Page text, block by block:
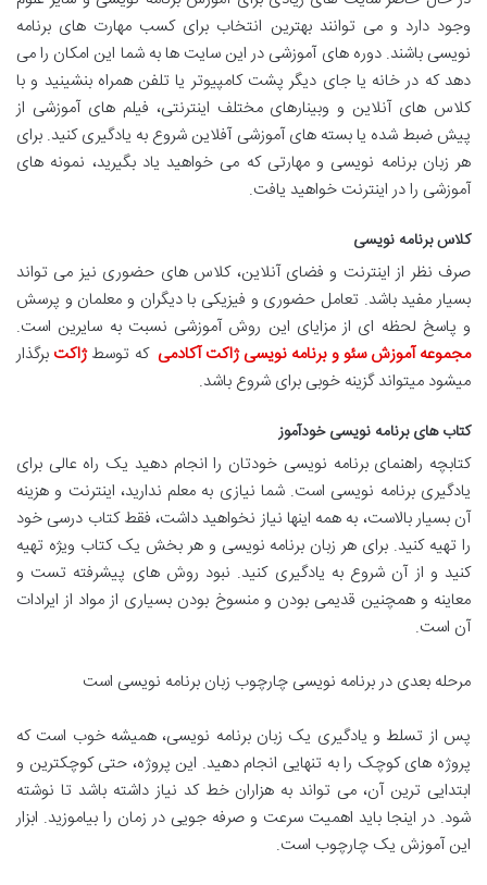
وجود دارد و می توانند بهترین انتخاب برای کسب مهارت های برنامه
نویسی باشند. دوره های آموزشی در این سایت ها به شما این امکان را می
دهد که در خانه یا جای دیگر پشت کامپیوتر یا تلفن همراه بنشینید و با
کلاس های آنلاین و وبینارهای مختلف اینترنتی، فیلم های آموزشی از
پیش ضبط شده یا بسته های آموزشی آفلاین شروع به یادگیری کنید. برای
هر زبان برنامه نویسی و مهارتی که می خواهید یاد بگیرید، نمونه های
آموزشی را در اینترنت خواهید یافت.
کلاس برنامه نویسی
صرف نظر از اینترنت و فضای آنلاین، کلاس های حضوری نیز می تواند
بسیار مفید باشد. تعامل حضوری و فیزیکی با دیگران و معلمان و پرسش
و پاسخ لحظه ای از مزایای این روش آموزشی نسبت به سایرین است.
مجموعه آموزش سئو و برنامه نویسی ژاکت آکادمی که توسطژاکت برگذار
میشود میتواند گزینه خوبی برای شروع باشد.
کتاب های برنامه نویسی خودآموز
کتابچه راهنمای برنامه نویسی خودتان را انجام دهید یک راه عالی برای
یادگیری برنامه نویسی است. شما نیازی به معلم ندارید، اینترنت و هزینه
آن بسیار بالاست، به همه اینها نیاز نخواهید داشت، فقط کتاب درسی خود
را تهیه کنید. برای هر زبان برنامه نویسی و هر بخش یک کتاب ویژه تهیه
کنید و از آن شروع به یادگیری کنید. نبود روش های پیشرفته تست و
معاینه و همچنین قدیمی بودن و منسوخ بودن بسیاری از مواد از ایرادات
آن است.
مرحله بعدی در برنامه نویسی چارچوب زبان برنامه نویسی است
پس از تسلط و یادگیری یک زبان برنامه نویسی، همیشه خوب است که
پروژه های کوچک را به تنهایی انجام دهید. این پروژه، حتی کوچکترین و
ابتدایی ترین آن، می تواند به هزاران خط کد نیاز داشته باشد تا نوشته
شود. در اینجا باید اهمیت سرعت و صرفه جویی در زمان را بیاموزید. ابزار
این آموزش یک چارچوب است.